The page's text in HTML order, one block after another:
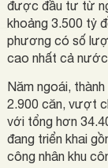
được đầu tư từ
khoảng 3.500 tỷ
phương có số
cao nhất cả
Năm ngoái,
2.900 căn, vượt
với tổng hơn
đang triển khai
công nhân khu